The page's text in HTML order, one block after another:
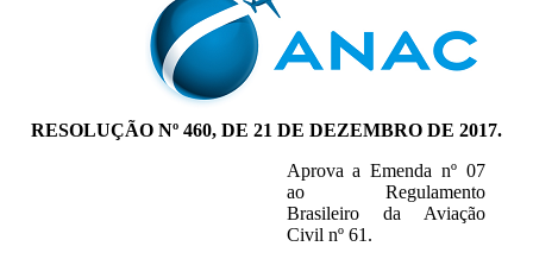
RESOLUÇÃO Nº 460, DE 21 DE DEZEMBRO DE 2017.
Aprova a Emenda nº 07
ao Regulamento
Brasileiro da Aviação
Civil nº 61.